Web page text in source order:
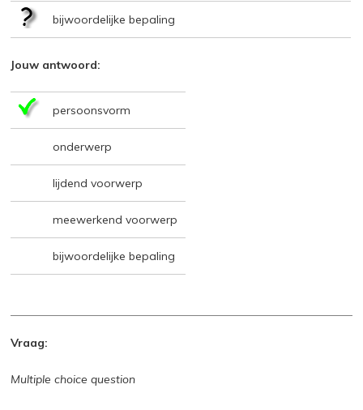
bijwoordelijke bepaling
Jouw antwoord:
persoonsvorm
onderwerp
lijdend voorwerp
meewerkend voorwerp
bijwoordelijke bepaling
Vraag:
Multiple choice question